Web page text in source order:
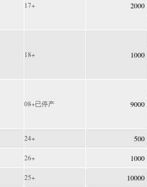
17+ 2000
18+ 1000
08+已停产 9000
24+ 500
26+ 1000
25+ 10000